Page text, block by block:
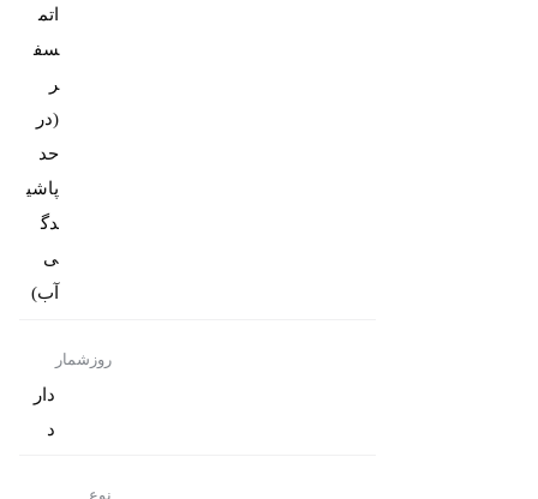
اتم
سف
ر
(در
حد
پاشی
دگ
ی
آب)
روزشمار
دار
د
نوع